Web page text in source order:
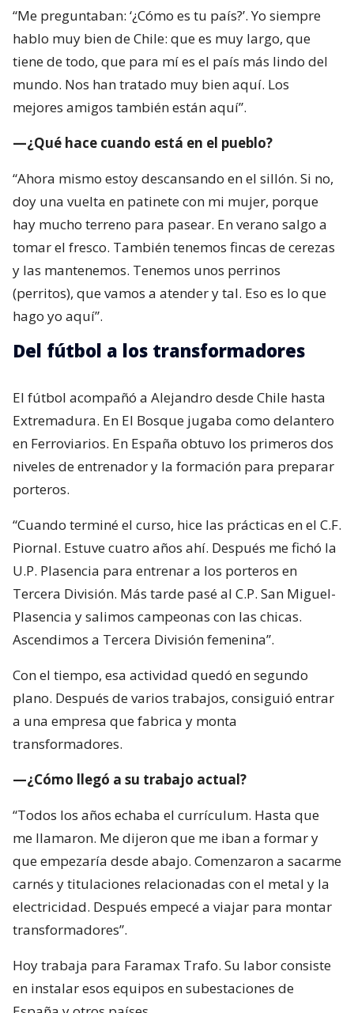
“Me preguntaban: ‘¿Cómo es tu país?’. Yo siempre
hablo muy bien de Chile: que es muy largo, que
tiene de todo, que para mí es el país más lindo del
mundo. Nos han tratado muy bien aquí. Los
mejores amigos también están aquí”.
—¿Qué hace cuando está en el pueblo?
“Ahora mismo estoy descansando en el sillón. Si no,
doy una vuelta en patinete con mi mujer, porque
hay mucho terreno para pasear. En verano salgo a
tomar el fresco. También tenemos fincas de cerezas
y las mantenemos. Tenemos unos perrinos
(perritos), que vamos a atender y tal. Eso es lo que
hago yo aquí”.
Del fútbol a los transformadores
El fútbol acompañó a Alejandro desde Chile hasta
Extremadura. En El Bosque jugaba como delantero
en Ferroviarios. En España obtuvo los primeros dos
niveles de entrenador y la formación para preparar
porteros.
“Cuando terminé el curso, hice las prácticas en el C.F.
Piornal. Estuve cuatro años ahí. Después me fichó la
U.P. Plasencia para entrenar a los porteros en
Tercera División. Más tarde pasé al C.P. San Miguel-
Plasencia y salimos campeonas con las chicas.
Ascendimos a Tercera División femenina”.
Con el tiempo, esa actividad quedó en segundo
plano. Después de varios trabajos, consiguió entrar
a una empresa que fabrica y monta
transformadores.
—¿Cómo llegó a su trabajo actual?
“Todos los años echaba el currículum. Hasta que
me llamaron. Me dijeron que me iban a formar y
que empezaría desde abajo. Comenzaron a sacarme
carnés y titulaciones relacionadas con el metal y la
electricidad. Después empecé a viajar para montar
transformadores”.
Hoy trabaja para Faramax Trafo. Su labor consiste
en instalar esos equipos en subestaciones de